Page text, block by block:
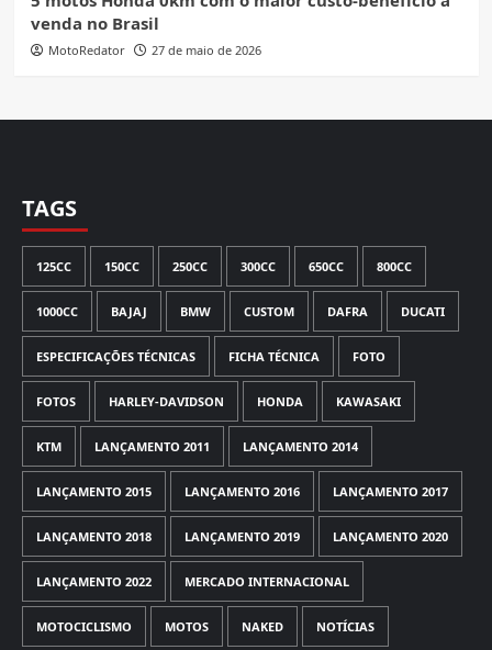
venda no Brasil
MotoRedator 27 de maio de 2026
TAGS
125CC 150CC 250CC 300CC 650CC 800CC
1000CC BAJAJ BMW CUSTOM DAFRA DUCATI
ESPECIFICAÇÕES TÉCNICAS FICHA TÉCNICA FOTO
FOTOS HARLEY-DAVIDSON HONDA KAWASAKI
KTM LANÇAMENTO 2011 LANÇAMENTO 2014
LANÇAMENTO 2015 LANÇAMENTO 2016 LANÇAMENTO 2017
LANÇAMENTO 2018 LANÇAMENTO 2019 LANÇAMENTO 2020
LANÇAMENTO 2022 MERCADO INTERNACIONAL
MOTOCICLISMO MOTOS NAKED NOTÍCIAS